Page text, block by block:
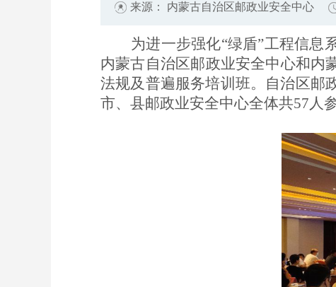
来源： 内蒙古自治区邮政业安全中心
为进一步强化“绿盾”工程信息
内蒙古自治区邮政业安全中心和内
法规及普遍服务培训班。自治区邮
市、县邮政业安全中心全体共57人